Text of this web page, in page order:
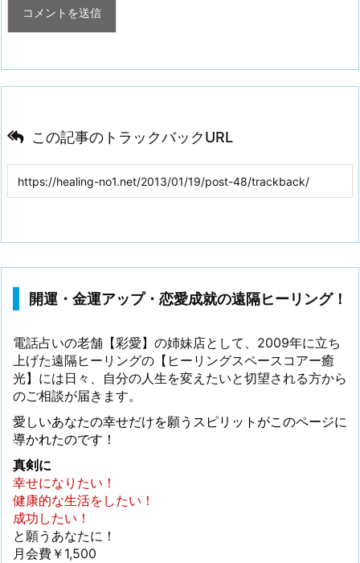
この記事のトラックバックURL
開運・金運アップ・恋愛成就の遠隔ヒーリング！
電話占いの老舗【彩愛】の姉妹店として、2009年に立ち
上げた遠隔ヒーリングの【ヒーリングスペースコアー癒
光】には日々、自分の人生を変えたいと切望される方から
のご相談が届きます。
愛しいあなたの幸せだけを願うスピリットがこのページに
導かれたのです！
真剣に
幸せになりたい！
健康的な生活をしたい！
成功したい！
と願うあなたに！
月会費￥1,500